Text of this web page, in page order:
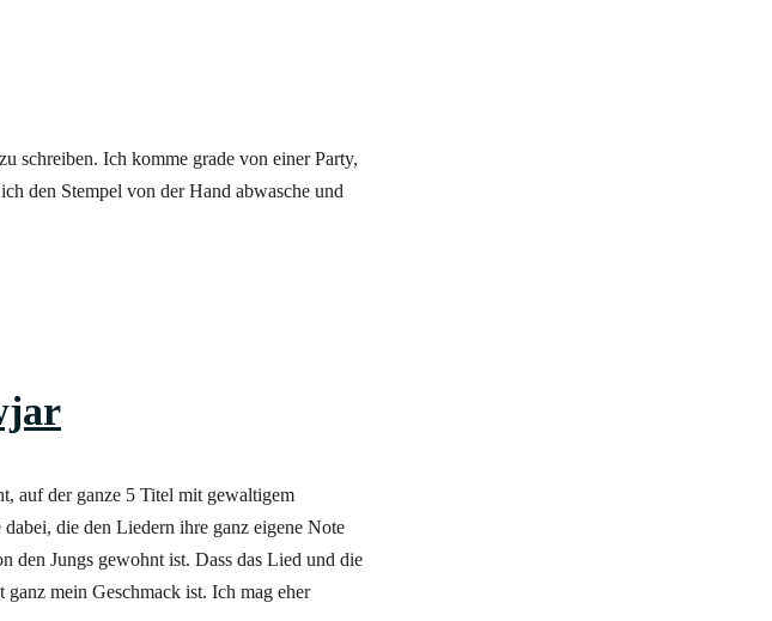
schreiben. Ich komme grade von einer Party,
den Stempel von der Hand abwasche und
auf der ganze 5 Titel mit gewaltigem
die den Liedern ihre ganz eigene Note
den Jungs gewohnt ist. Dass das Lied und die
mein Geschmack ist. Ich mag eher